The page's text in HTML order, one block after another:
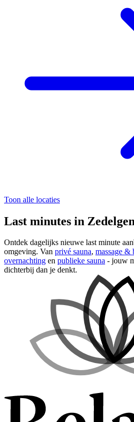
Toon alle locaties
Last minutes in
Ontdek dagelijks nieuwe last minute
omgeving. Van privé sauna, massage &
overnachting en publieke sauna - jouw
dichterbij dan je denkt.